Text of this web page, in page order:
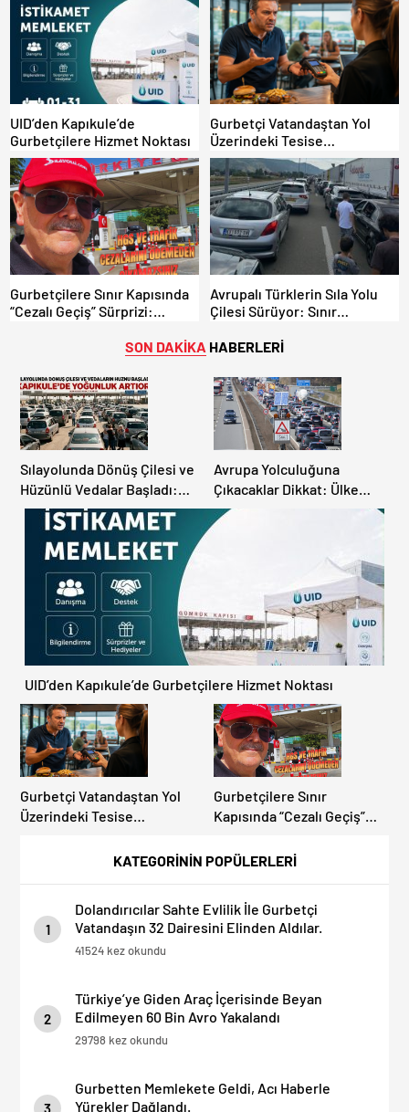
Avrupa Otoyol Hız Limitleri
UID’den Kapıkule’de
Gurbetçilere Hizmet Noktası
Gurbetçi Vatandaştan Yol
Üzerindeki Tesise
Dolandırıcılık İddiası:
“Hesabınızı Mutlaka Kontrol
Edin”
Gurbetçilere Sınır Kapısında
“Cezalı Geçiş” Sürprizi:
Avrupalı Türklerin Sıla Yolu
Çilesi Sürüyor: Sınır
Bekleyiş
SON DAKİKA HABERLERİ
KATEGORİNİN POPÜLERLERİ
1
Dolandırıcılar Sahte Evlilik İle Gurbetçi
Vatandaşın 32 Dairesini Elinden Aldılar.
41524 kez okundu
2
Türkiye’ye Giden Araç İçerisinde Beyan
Edilmeyen 60 Bin Avro Yakalandı
29798 kez okundu
3
Gurbetten Memlekete Geldi, Acı Haberle
Yürekler Dağlandı.
Sılayolunda Dönüş Çilesi ve
Hüzünlü Vedalar Başladı:
Kapıkule’de Yoğunluk
Artıyor!
Avrupa Yolculuğuna
Çıkacaklar Dikkat: Ülke
Ülke Güncel Trafik Kuralları,
Avrupa Otoyol Hız Limitleri
UID’den Kapıkule’de Gurbetçilere Hizmet Noktası
Gurbetçi Vatandaştan Yol
Üzerindeki Tesise
“Hesabınızı Mutlaka Kontrol
Gurbetçilere Sınır
Kapısında “Cezalı Geçiş”
Dışına Çıkamıyor!